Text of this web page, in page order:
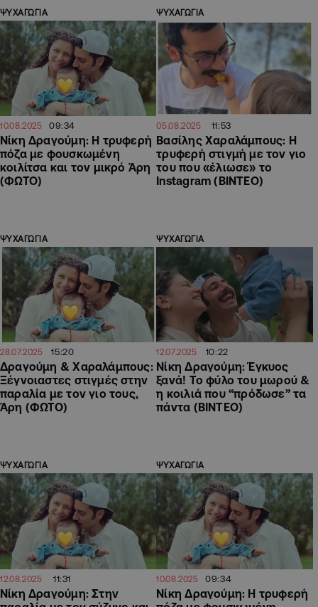
ΨΥΧΑΓΩΓΙΑ
10.08.2025 09:34
Νίκη Δραγούμη: Η τρυφερή
πόζα με φουσκωμένη
κοιλίτσα και τον μικρό Άρη
(ΦΩΤΟ)
ΨΥΧΑΓΩΓΙΑ
05.08.2025 11:53
Βασίλης Χαραλάμπους: Η
τρυφερή στιγμή με τον γιο
του που «έλιωσε» το
Instagram (ΒΙΝΤΕΟ)
ΨΥΧΑΓΩΓΙΑ
28.07.2025 15:20
Δραγούμη & Χαραλάμπους:
Ξέγνοιαστες στιγμές στην
παραλία με τον γιο τους,
Άρη (ΦΩΤΟ)
ΨΥΧΑΓΩΓΙΑ
12.07.2025 10:22
Νίκη Δραγούμη: Έγκυος
ξανά! Το φύλο του μωρού &
η κοιλιά που “πρόδωσε” τα
πάντα (ΒΙΝΤΕΟ)
ΨΥΧΑΓΩΓΙΑ
12.08.2025 11:31
Νίκη Δραγούμη: Στην
ΨΥΧΑΓΩΓΙΑ
10.08.2025 09:34
Νίκη Δραγούμη: Η τρυφερή